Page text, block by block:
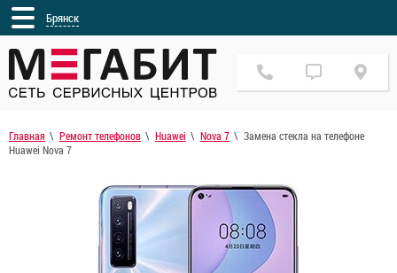
Брянск
Главная Ремонт телефонов Huawei Nova 7
Замена стекла на телефоне
Huawei Nova 7